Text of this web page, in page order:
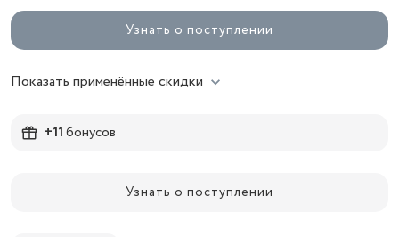
Узнать о поступлении
Показать применённые скидки
+11бонусов
Узнать о поступлении